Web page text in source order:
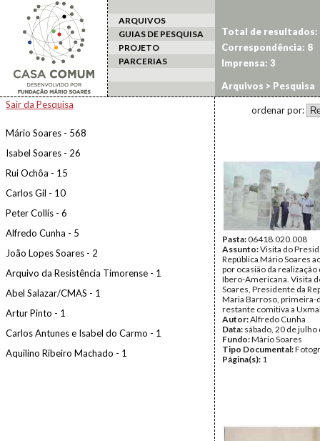
ARQUIVOS
GUIAS DE PESQUISA
PROJETO
PARCERIAS
Arquivos > Pesquisa
Sair da Pesquisa
Mário Soares - 568
Isabel Soares - 26
Rui Ochôa - 15
Carlos Gil - 10
Peter Collis - 6
Alfredo Cunha - 5
João Lopes Soares - 2
Arquivo da Resistência Timorense - 1
Abel Salazar/CMAS - 1
Artur Pinto - 1
Carlos Antunes e Isabel do Carmo - 1
Aquilino Ribeiro Machado - 1
Total de resultados:
Correspondência: 8
Imprensa: 3
ordenar por:
Pasta:06418.020.008
Assunto:Visita do
República Mário Soares
por ocasião da realização
Ibero-Americana. Visita
Soares, Presidente da
Maria Barroso, primeira-
restante comitiva a
Autor:Alfredo Cunha
Data: sábado, 20 de julho
Fundo:Mário Soares
Tipo Documental:
Página(s): 1